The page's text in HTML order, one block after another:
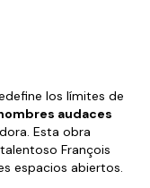
los límites de
audaces
Esta obra
François
espacios abiertos.